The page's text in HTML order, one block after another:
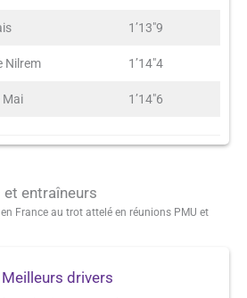
1’13″9
Nilrem 1’14″4
Mai 1’14″6
entraîneurs
France au trot attelé en réunions PMU et
Meilleurs drivers